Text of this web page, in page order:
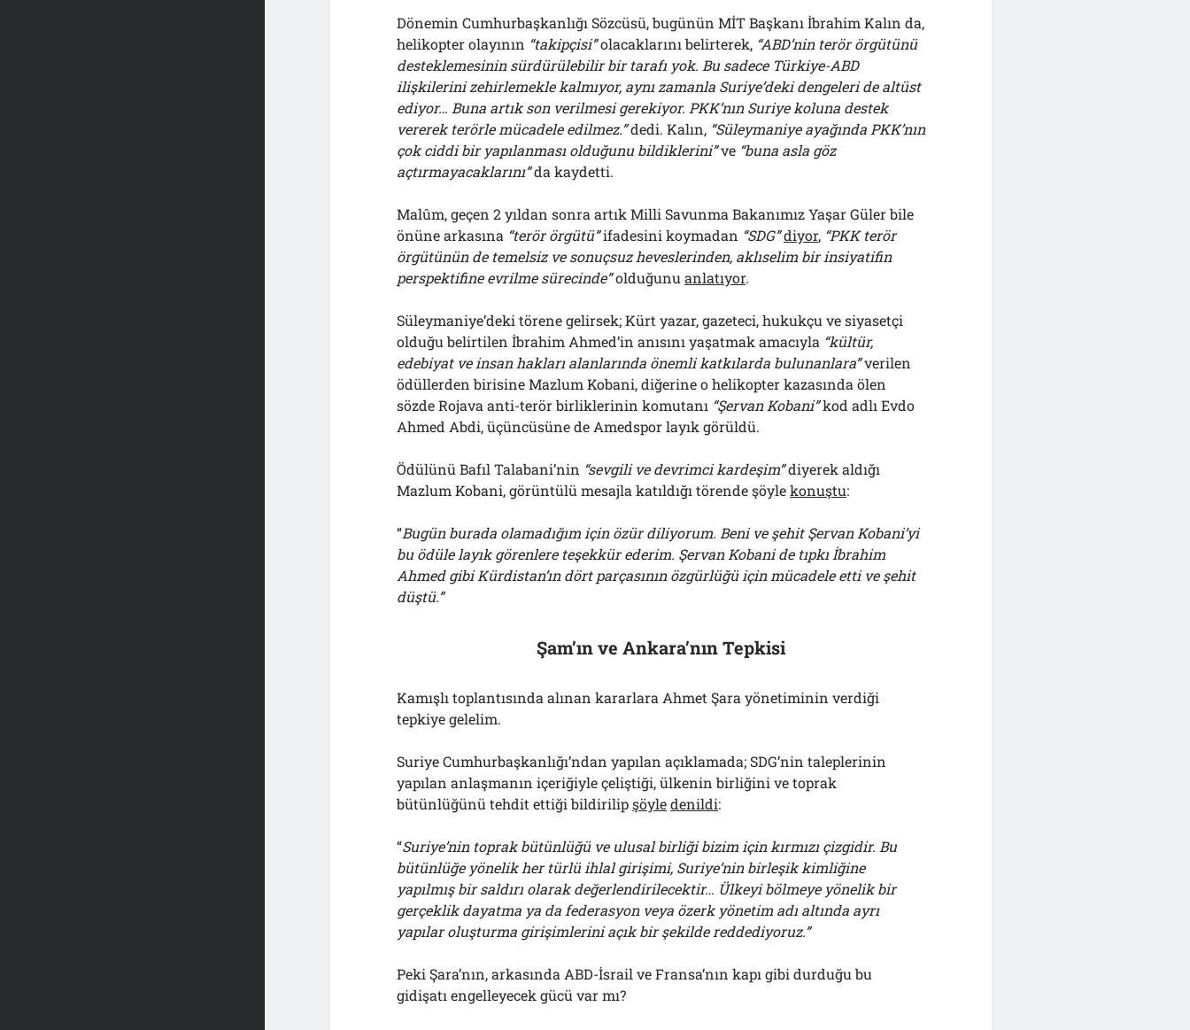
Dönemin Cumhurbaşkanlığı Sözcüsü, bugünün MİT Başkanı İbrahim Kalın da,
helikopter olayının “takipçisi”olacaklarını belirterek, “ABD’nin terör örgütünü
desteklemesinin sürdürülebilir bir tarafı yok. Bu sadece Türkiye-ABD
ilişkilerini zehirlemekle kalmıyor, aynı zamanla Suriye’deki dengeleri de altüst
ediyor… Buna artık son verilmesi gerekiyor. PKK’nın Suriye koluna destek
vererek terörle mücadele edilmez.”dedi. Kalın, “Süleymaniye ayağında PKK’nın
çok ciddi bir yapılanması olduğunu bildiklerini”ve “buna asla göz
açtırmayacaklarını”da kaydetti.
Malûm, geçen 2 yıldan sonra artık Milli Savunma Bakanımız Yaşar Güler bile
önüne arkasına “terör örgütü”ifadesini koymadan “SDG”diyor, “PKK terör
örgütünün de temelsiz ve sonuçsuz heveslerinden, aklıselim bir insiyatifin
perspektifine evrilme sürecinde”olduğunuanlatıyor.
Süleymaniye’deki törene gelirsek; Kürt yazar, gazeteci, hukukçu ve siyasetçi
olduğu belirtilen İbrahim Ahmed’in anısını yaşatmak amacıyla “kültür,
edebiyat ve insan hakları alanlarında önemli katkılarda bulunanlara”verilen
ödüllerden birisine Mazlum Kobani, diğerine o helikopter kazasında ölen
sözde Rojava anti-terör birliklerinin komutanı “Şervan Kobani”kod adlı Evdo
Ahmed Abdi, üçüncüsüne de Amedspor layık görüldü.
Ödülünü Bafıl Talabani’nin “sevgili ve devrimci kardeşim”diyerek aldığı
Mazlum Kobani, görüntülü mesajla katıldığı törende şöylekonuştu:
“Bugün burada olamadığım için özür diliyorum. Beni ve şehit Şervan Kobani’yi
bu ödüle layık görenlere teşekkür ederim. Şervan Kobani de tıpkı İbrahim
Ahmed gibi Kürdistan’ın dört parçasının özgürlüğü için mücadele etti ve şehit
düştü.”
Şam’ın ve Ankara’nın Tepkisi
Kamışlı toplantısında alınan kararlara Ahmet Şara yönetiminin verdiği
tepkiye gelelim.
Suriye Cumhurbaşkanlığı’ndan yapılan açıklamada; SDG’nin taleplerinin
yapılan anlaşmanın içeriğiyle çeliştiği, ülkenin birliğini ve toprak
bütünlüğünü tehdit ettiği bildirilipşöyledenildi:
“Suriye’nin toprak bütünlüğü ve ulusal birliği bizim için kırmızı çizgidir. Bu
bütünlüğe yönelik her türlü ihlal girişimi, Suriye’nin birleşik kimliğine
yapılmış bir saldırı olarak değerlendirilecektir… Ülkeyi bölmeye yönelik bir
gerçeklik dayatma ya da federasyon veya özerk yönetim adı altında ayrı
yapılar oluşturma girişimlerini açık bir şekilde reddediyoruz.”
Peki Şara’nın, arkasında ABD-İsrail ve Fransa’nın kapı gibi durduğu bu
gidişatı engelleyecek gücü var mı?